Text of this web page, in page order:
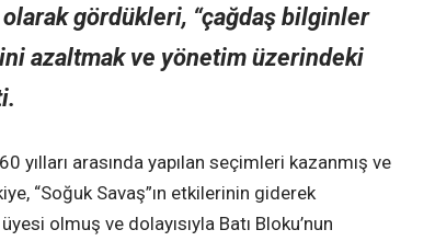
gördükleri, “çağdaş bilginler
azaltmak ve yönetim üzerindeki
yılları arasında yapılan seçimleri kazanmış ve
“Soğuk Savaş”ın etkilerinin giderek
olmuş ve dolayısıyla Batı Bloku’nun